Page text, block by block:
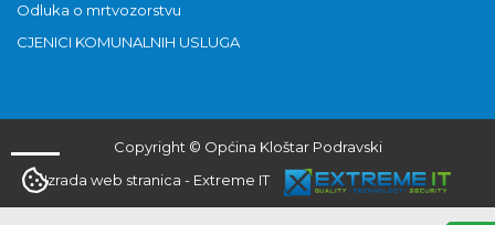
Odluka o mrtvozorstvu
CJENICI KOMUNALNIH USLUGA
Copyright © Općina Kloštar Podravski
Izrada web stranica - Extreme IT